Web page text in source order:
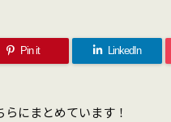
Pin it LinkedIn
にまとめています！